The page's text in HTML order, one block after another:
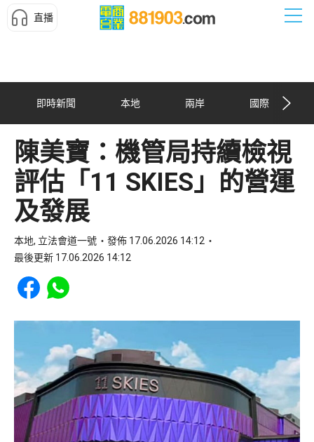
直播
即時新聞 本地 兩岸 國際
陳美寶：機管局持續檢視
評估「11 SKIES」的營運
及發展
本地, 立法會道一號
發佈 17.06.2026 14:12
最後更新 17.06.2026 14:12
Share to Facebook
Share to WhatsApp